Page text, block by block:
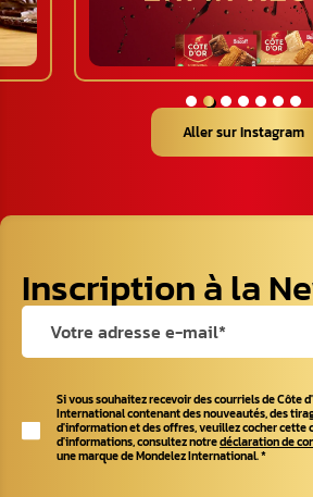
Aller sur Instagram
Inscription à la
Si vous souhaitez recevoir des courriels de Côte
International contenant des nouveautés, des
d'information et des offres, veuillez cocher cette
d'informations, consultez notredéclaration de
une marque de Mondelez International.*